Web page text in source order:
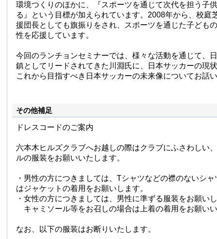
環境つくりのほかに、『スポーツを通じて次代を担う子
る』という目標が加えられています。2008年から、校庭
援団長としても旗振りをされ、スポーツを通じた子ども
性を応援しています。
今回のランチョンセミナーでは、様々な活動を通じて、
鎮としてリードされてきた川淵氏に、日本サッカーの現
これから目指すべき日本サッカーの未来像についてお話
その他補足
ドレスコードのご案内
六本木ヒルズクラブへお越しの際はクラブにふさわしい
ルの服装をお願いいたします。
・男性の方につきましては、Tシャツなどの襟のないシ
はジャケットの着用をお願いします。
・女性の方につきましては、男性に準ずる服装をお願い
キャミソール等をお召しの場合は上着の着用をお願い
なお、以下の服装はお断りいたします。